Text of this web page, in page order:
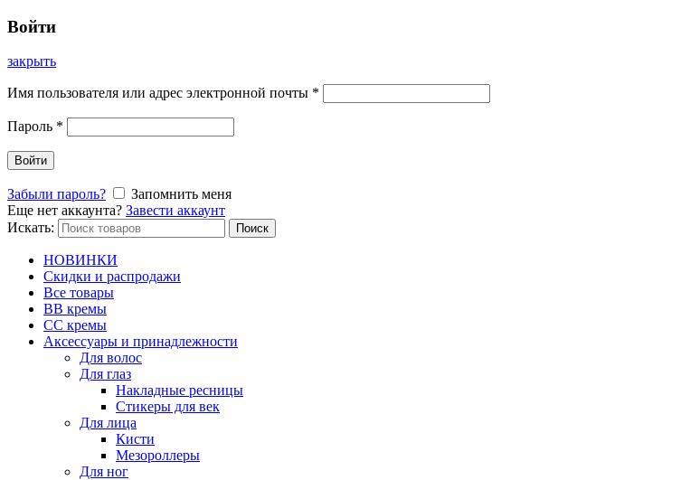
Войти
закрыть
Имя пользователя или адрес электронной почты *
Пароль *
Войти
Забыли пароль?
Запомнить меня
Еще нет аккаунта? Завести аккаунт
Искать:
Поиск
НОВИНКИ
Скидки и распродажи
Все товары
BB кремы
CC кремы
Аксессуары и принадлежности
Для волос
Для глаз
Накладные ресницы
Стикеры для век
Для лица
Кисти
Мезороллеры
Для ног